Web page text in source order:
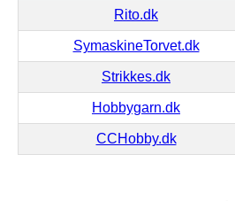
Rito.dk
SymaskineTorvet.dk
Strikkes.dk
Hobbygarn.dk
CCHobby.dk